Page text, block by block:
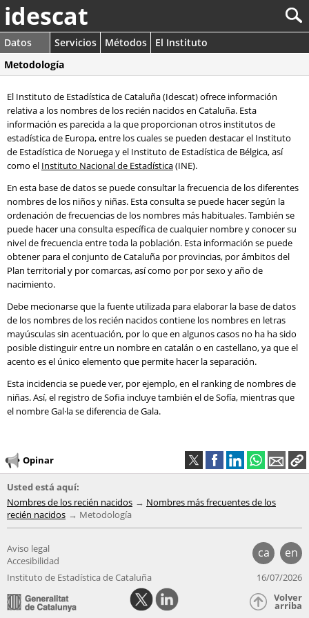
idescat
Datos Servicios Métodos
El Instituto
Metodología
El Instituto de Estadística de Cataluña (Idescat) ofrece información
relativa a los nombres de los recién nacidos en Cataluña. Esta
información es parecida a la que proporcionan otros institutos de
estadística de Europa, entre los cuales se pueden destacar el Instituto
de Estadística de Noruega y el Instituto de Estadística de Bélgica, así
como el Instituto Nacional de Estadística(INE).
En esta base de datos se puede consultar la frecuencia de los diferentes
nombres de los niños y niñas. Esta consulta se puede hacer según la
ordenación de frecuencias de los nombres más habituales. También se
puede hacer una consulta específica de cualquier nombre y conocer su
nivel de frecuencia entre toda la población. Esta información se puede
obtener para el conjunto de Cataluña por provincias, por ámbitos del
Plan territorial y por comarcas, así como por por sexo y año de
nacimiento.
Debe mecionarse que la fuente utilizada para elaborar la base de datos
de los nombres de los recién nacidos contiene los nombres en letras
mayúsculas sin acentuación, por lo que en algunos casos no ha ha sido
posible distinguir entre un nombre en catalán o en castellano, ya que el
acento es el único elemento que permite hacer la separación.
Esta incidencia se puede ver, por ejemplo, en el ranking de nombres de
niñas. Así, el registro de Sofia incluye también el de Sofía, mientras que
el nombre Gal·la se diferencia de Gala.
Opinar
Usted está aquí:
Nombres de los recién nacidos
Nombres más frecuentes de los
recién nacidos
Metodología
ca en
Aviso legal
Accesibilidad
Instituto de Estadística de Cataluña
16/07/2026
Volver
arriba